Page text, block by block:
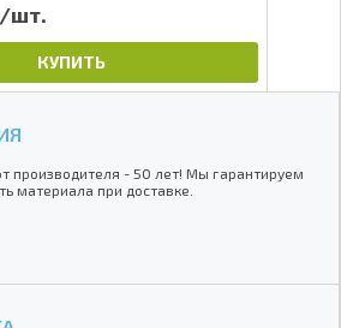
шт.
КУПИТЬ
производителя - 50 лет! Мы гарантируем
материала при доставке.